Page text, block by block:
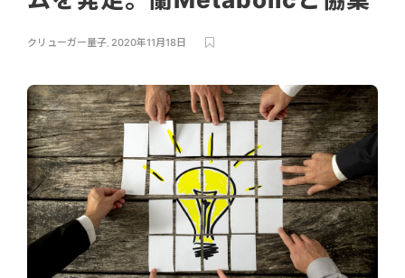
クリューガー量子, 2020年11月18日